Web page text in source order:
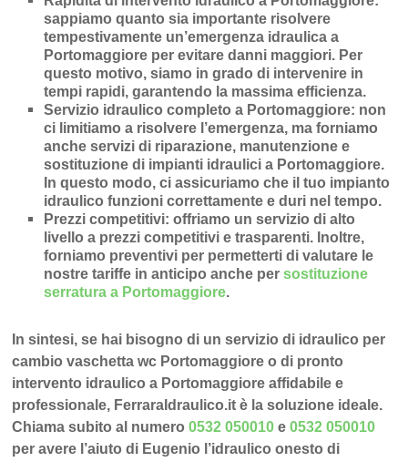
sappiamo quanto sia importante risolvere
tempestivamente un’emergenza idraulica a
Portomaggiore per evitare danni maggiori. Per
questo motivo, siamo in grado di intervenire in
tempi rapidi, garantendo la massima efficienza.
Servizio idraulico completo a Portomaggiore: non
ci limitiamo a risolvere l’emergenza, ma forniamo
ancheservizi di riparazione, manutenzione e
sostituzione di impianti idraulici a Portomaggiore.
In questo modo, ci assicuriamo che il tuo impianto
idraulico funzioni correttamente e duri nel tempo.
Prezzi competitivi: offriamo unservizio di alto
livello a prezzi competitivi e trasparenti. Inoltre,
forniamo preventivi per permetterti di valutare le
nostre tariffe in anticipo anche persostituzione
serratura a Portomaggiore.
In sintesi, se hai bisogno di un servizio di idraulico per
cambio vaschetta wc Portomaggiore o di pronto
intervento idraulico a Portomaggiore affidabile e
professionale, FerraraIdraulico.it è la soluzione ideale.
Chiama subito al numero0532 050010 e0532 050010
per avere l’aiuto di Eugenio l’idraulico onesto di